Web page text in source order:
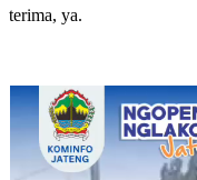
terima, ya.
Video
Player